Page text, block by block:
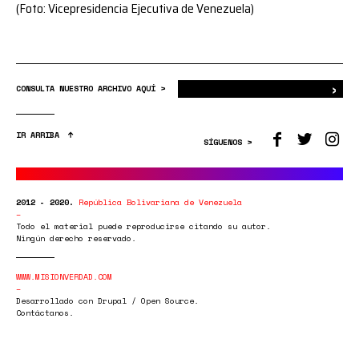
(Foto: Vicepresidencia Ejecutiva de Venezuela)
CONSULTA NUESTRO ARCHIVO AQUÍ > ›
IR ARRIBA
SÍGUENOS >
2012 - 2020. República Bolivariana de Venezuela
Todo el material puede reproducirse citando su autor.
Ningún derecho reservado.
WWW.MISIONVERDAD.COM
Desarrollado con Drupal / Open Source.
Contáctanos.